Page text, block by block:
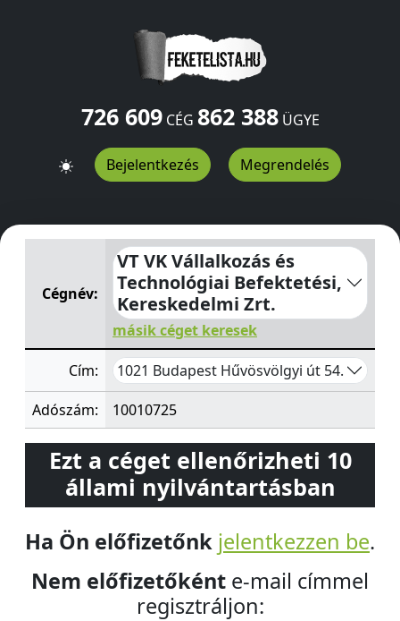
726 609CÉG 862 388ÜGYE
Bejelentkezés Megrendelés
VT VK Vállalkozás és Technológiai Befektetési,
Cégnév:
VT VK Vállalkozás és
Technológiai Befektetési,
Kereskedelmi Zrt.
másik céget keresek
Cím: 1021 Budapest Hűvösvölgyi út 54.
Adószám: 10010725
Ezt a céget ellenőrizheti 10
állami nyilvántartásban
Ha Ön előfizetőnk jelentkezzen be.
Nem előfizetőként e-mail címmel
regisztráljon: